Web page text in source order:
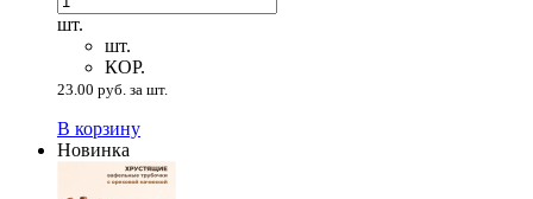
шт.
шт.
КОР.
23.00 руб. за шт.
В корзину
Новинка